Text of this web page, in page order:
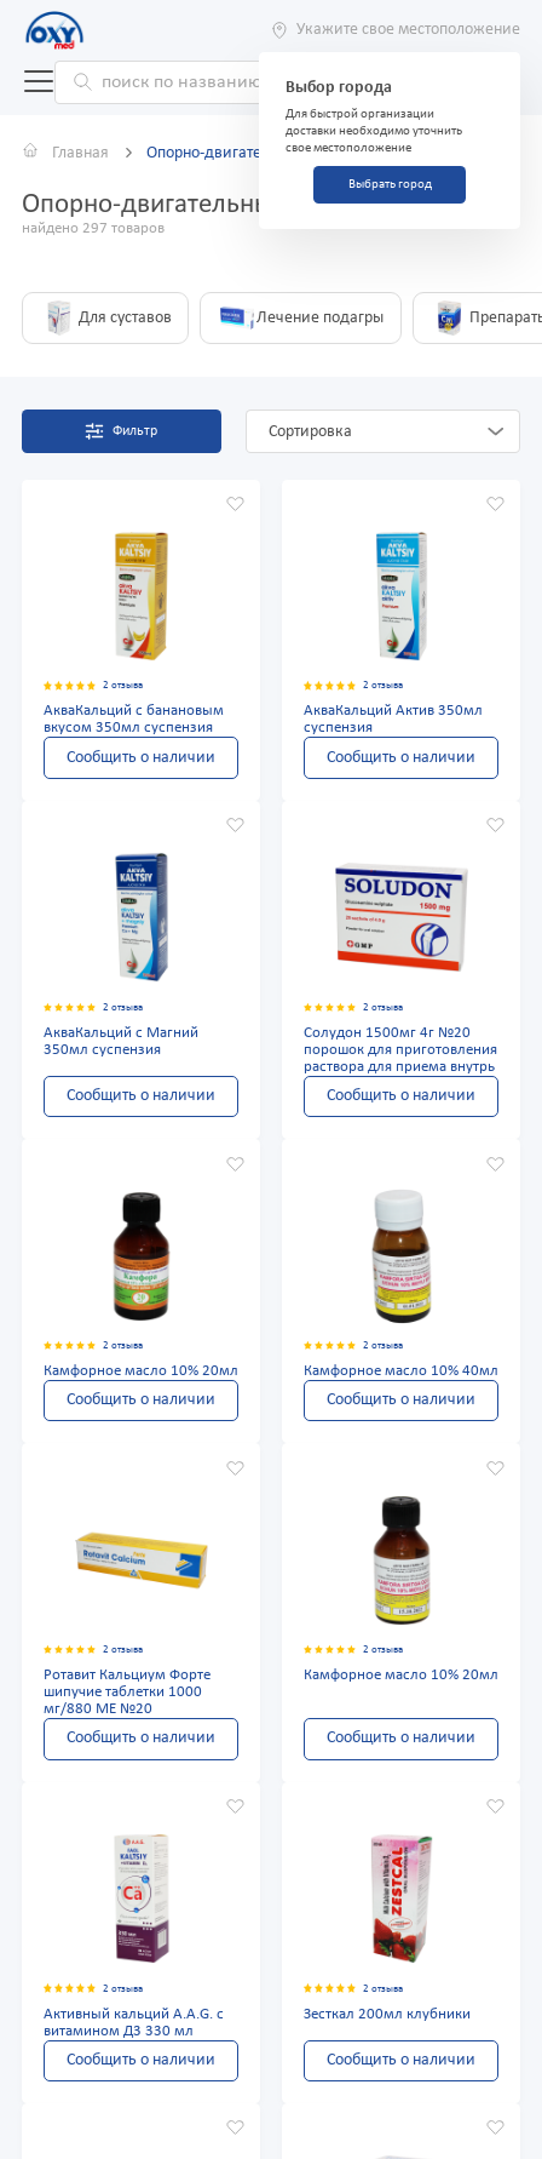
Укажите свое местоположение
Выбор города
Для быстрой организации
доставки необходимо уточнить
свое местоположение
Выбрать город
Главная Опорно-двигательный аппарат
Опорно-двигательный аппарат
найдено 297 товаров
Для суставов Лечение подагры
Фильтр Сортировка
2 отзыва
АкваКальций с банановым
вкусом 350мл суспензия
Сообщить о наличии
2 отзыва
АкваКальций Актив 350мл
суспензия
Сообщить о наличии
2 отзыва
АкваКальций с Магний
350мл суспензия
Сообщить о наличии
2 отзыва
Солудон 1500мг 4г №20
порошок для приготовления
раствора для приема внутрь
Сообщить о наличии
2 отзыва
Камфорное масло 10% 20мл
Сообщить о наличии
2 отзыва
Камфорное масло 10% 40мл
Сообщить о наличии
2 отзыва
Ротавит Кальциум Форте
шипучие таблетки 1000
мг/880 МЕ №20
Сообщить о наличии
2 отзыва
Камфорное масло 10% 20мл
Сообщить о наличии
2 отзыва
Активный кальций A.A.G. с
витамином Д3 330 мл
Сообщить о наличии
2 отзыва
Зесткал 200мл клубники
Сообщить о наличии